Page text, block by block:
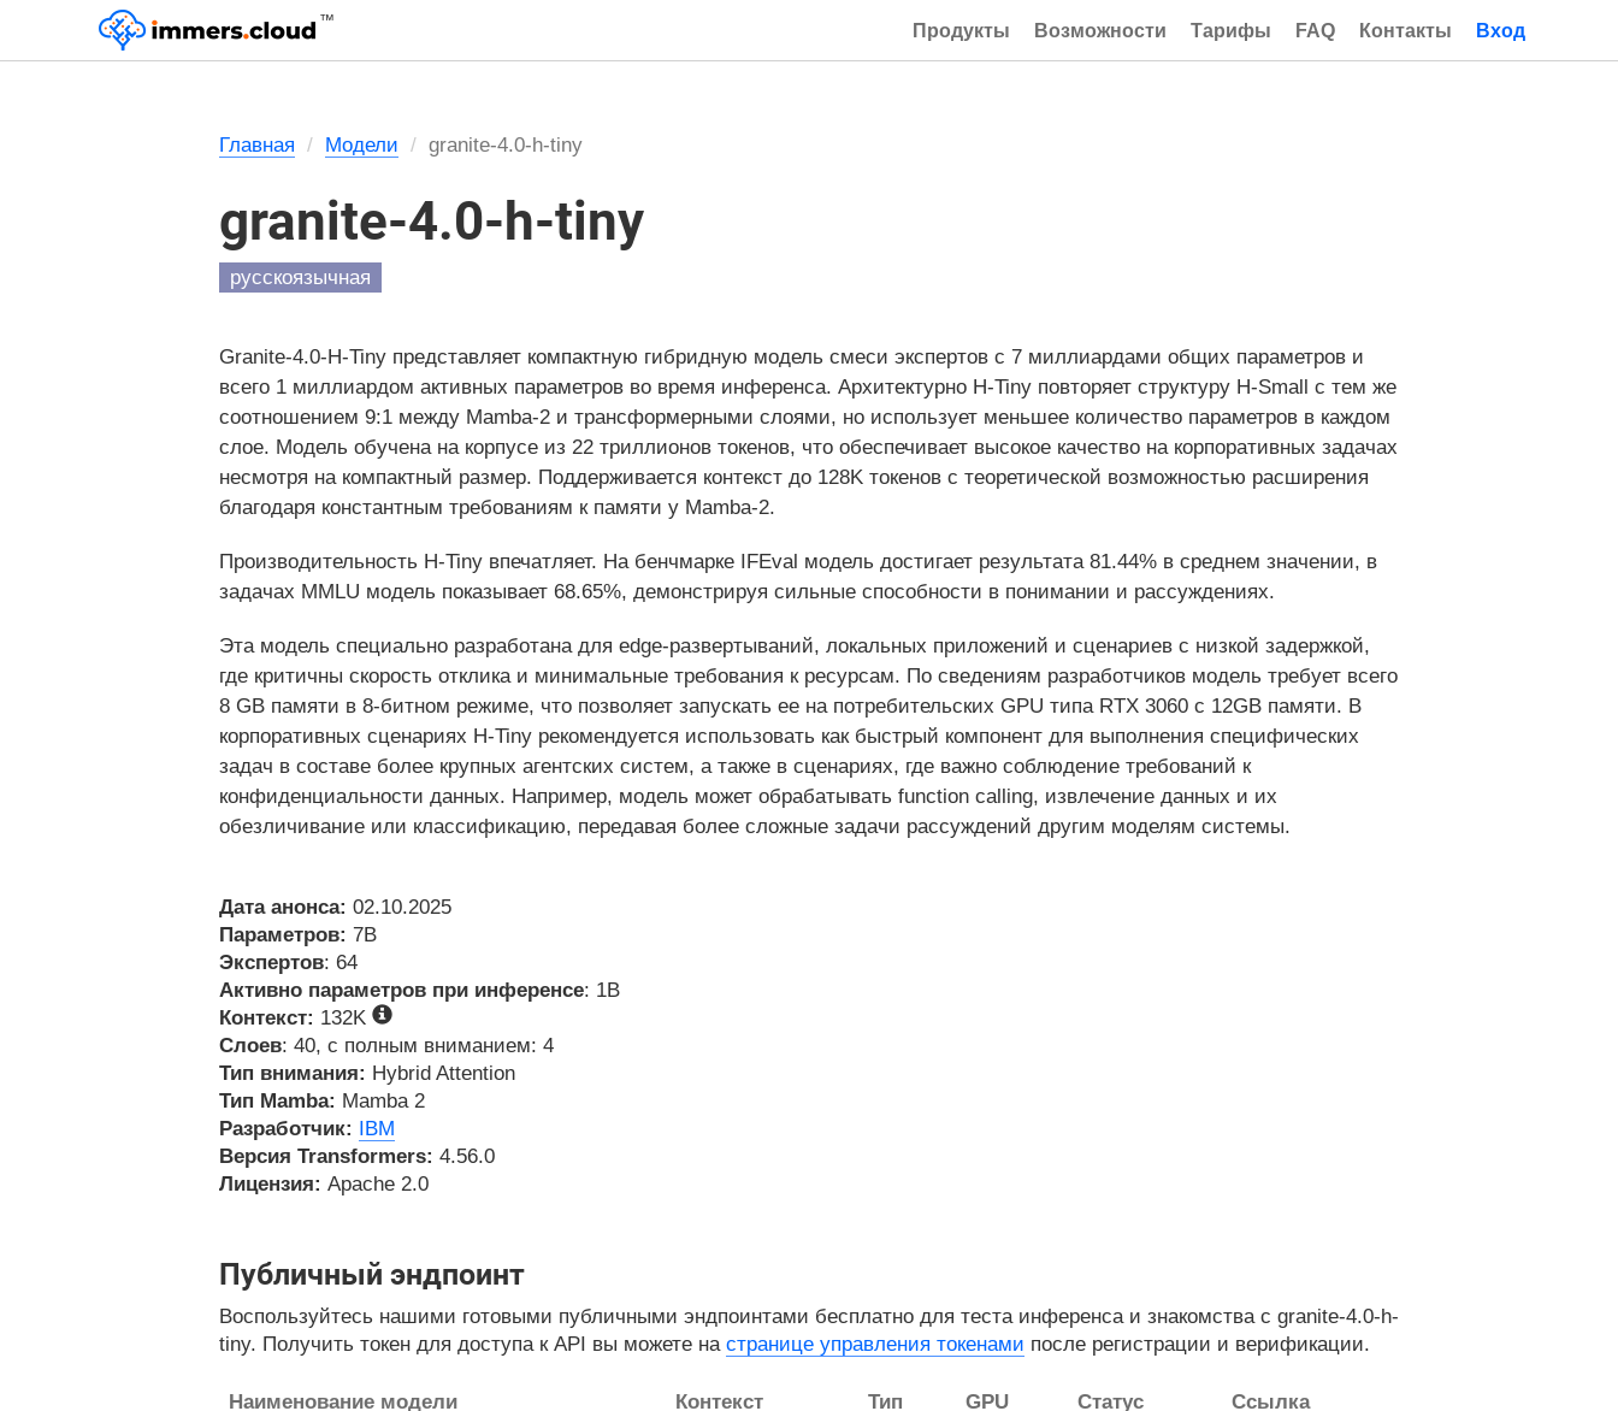
™ Продукты Возможности Тарифы FAQ Контакты Вход
Главная Модели granite-4.0-h-tiny
granite-4.0-h-tiny
русскоязычная
Granite-4.0-H-Tiny представляет компактную гибридную модель смеси экспертов с 7 миллиардами общих параметров и
всего 1 миллиардом активных параметров во время инференса. Архитектурно H-Tiny повторяет структуру H-Small с тем же
соотношением 9:1 между Mamba-2 и трансформерными слоями, но использует меньшее количество параметров в каждом
слое. Модель обучена на корпусе из 22 триллионов токенов, что обеспечивает высокое качество на корпоративных задачах
несмотря на компактный размер. Поддерживается контекст до 128K токенов с теоретической возможностью расширения
благодаря константным требованиям к памяти у Mamba-2.
Производительность H-Tiny впечатляет. На бенчмарке IFEval модель достигает результата 81.44% в среднем значении, в
задачах MMLU модель показывает 68.65%, демонстрируя сильные способности в понимании и рассуждениях.
Эта модель специально разработана для edge-развертываний, локальных приложений и сценариев с низкой задержкой,
где критичны скорость отклика и минимальные требования к ресурсам. По сведениям разработчиков модель требует всего
8 GB памяти в 8-битном режиме, что позволяет запускать ее на потребительских GPU типа RTX 3060 с 12GB памяти. В
корпоративных сценариях H-Tiny рекомендуется использовать как быстрый компонент для выполнения специфических
задач в составе более крупных агентских систем, а также в сценариях, где важно соблюдение требований к
конфиденциальности данных. Например, модель может обрабатывать function calling, извлечение данных и их
обезличивание или классификацию, передавая более сложные задачи рассуждений другим моделям системы.
Дата анонса: 02.10.2025
Параметров: 7B
Экспертов: 64
Активно параметров при инференсе: 1B
Контекст: 132K
Слоев: 40, с полным вниманием: 4
Тип внимания: Hybrid Attention
Тип Mamba: Mamba 2
Разработчик: IBM
Версия Transformers: 4.56.0
Лицензия: Apache 2.0
Публичный эндпоинт
Воспользуйтесь нашими готовыми публичными эндпоинтами бесплатно для теста инференса и знакомства с granite-4.0-h-
tiny. Получить токен для доступа к API вы можете на странице управления токенами после регистрации и верификации.
Наименование модели Контекст Тип GPU Статус Ссылка